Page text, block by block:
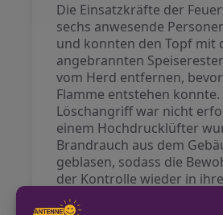
Die Einsatzkräfte der
sechs anwesende
und konnten den Topf mit
angebrannten
vom Herd entfernen,
Flamme entstehen konnte.
Löschangriff war nicht
einem Hochdrucklüfter
Brandrauch aus dem
geblasen, sodass die
der Kontrolle wieder in
zurückkehren konnten.